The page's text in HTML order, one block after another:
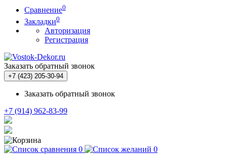
Сравнение0
Закладки0
Авторизация
Регистрация
Заказать обратный звонок
+7 (423) 205-30-94
Заказать обратный звонок
+7 (914) 962-83-99
0 0